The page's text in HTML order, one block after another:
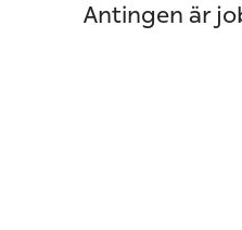
Antingen är